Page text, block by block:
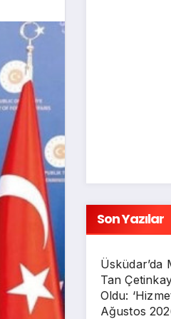
Son Yazılar
Üsküdar’da
Tan
Oldu:
Ağustos